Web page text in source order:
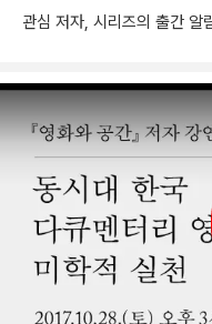
관심 저자, 시리즈의 출간 알